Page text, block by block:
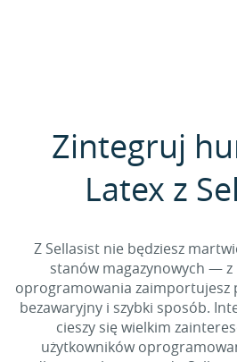
Zintegruj
Latex z
Z Sellasist nie będziesz
stanów magazynowych — z
oprogramowania
bezawaryjny i szybki sposób.
cieszy się wielkim
użytkowników